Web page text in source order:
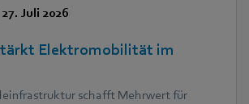
27. Juli 2026
Elektromobilität im
schafft Mehrwert für